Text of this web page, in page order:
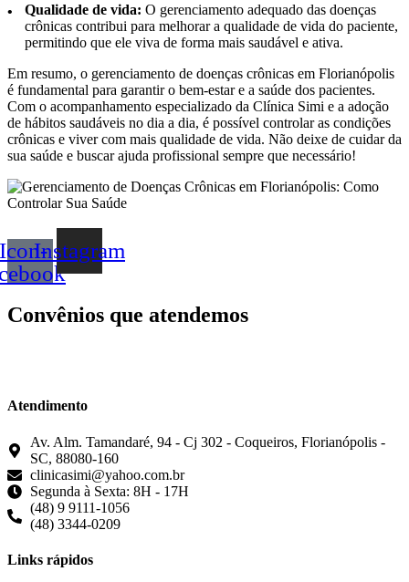
Qualidade de vida: O gerenciamento adequado das doenças
crônicas contribui para melhorar a qualidade de vida do paciente,
permitindo que ele viva de forma mais saudável e ativa.
Em resumo, o gerenciamento de doenças crônicas em Florianópolis
é fundamental para garantir o bem-estar e a saúde dos pacientes.
Com o acompanhamento especializado da Clínica Simi e a adoção
de hábitos saudáveis no dia a dia, é possível controlar as condições
crônicas e viver com mais qualidade de vida. Não deixe de cuidar da
sua saúde e buscar ajuda profissional sempre que necessário!
Icon-Instagram
Convênios que atendemos
Atendimento
Av. Alm. Tamandaré, 94 - Cj 302 - Coqueiros, Florianópolis -
SC, 88080-160
clinicasimi@yahoo.com.br
Segunda à Sexta: 8H - 17H
(48) 9 9111-1056
(48) 3344-0209
Links rápidos